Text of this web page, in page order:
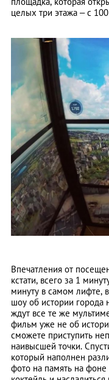
целых три этажа – с
Впечатления от
кстати, всего за 1
минуту в самом лифте,
шоу об истории города
ждут все те же
фильм уже не об
сможете приступить
наивысшей точки.
который наполнен
фото на память на